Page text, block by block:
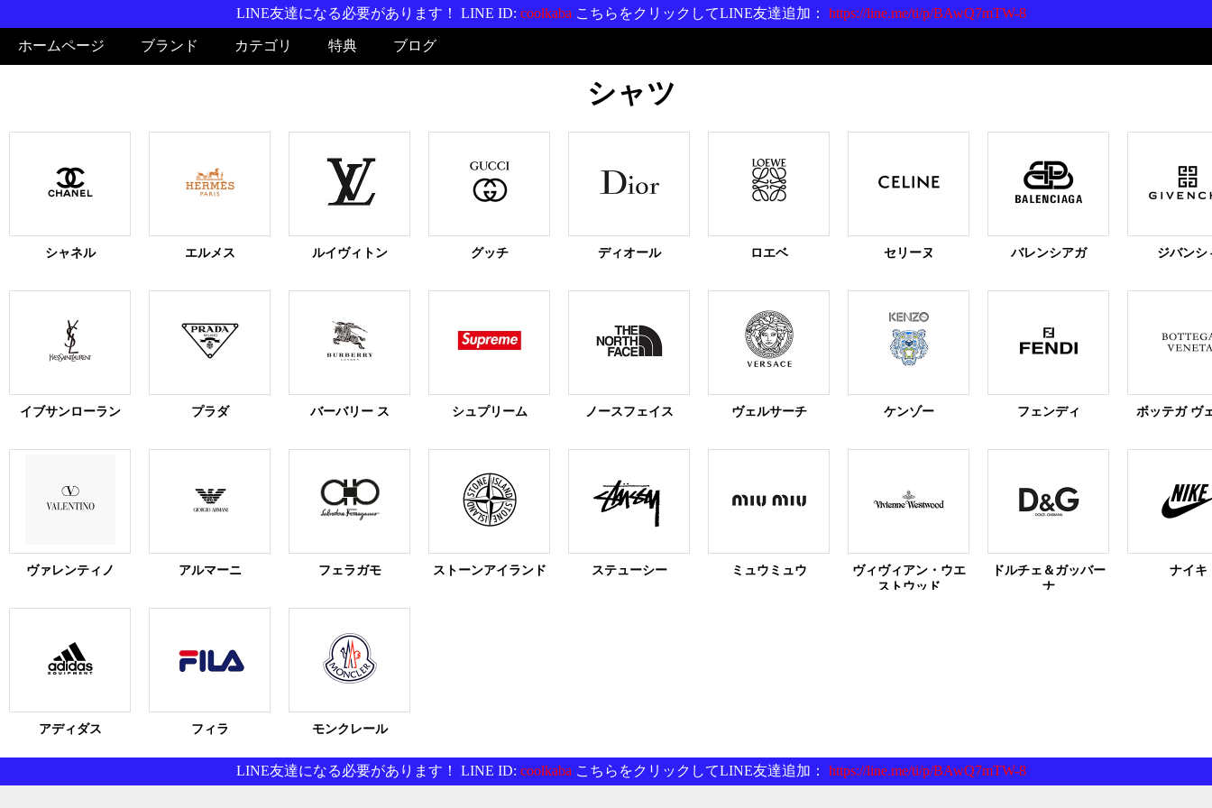
LINE友達になる必要があります！ LINE ID: coolkaba こちらをクリックしてLINE友達追加： https://line.me/ti/p/BAwQ7mTW-8
ホームページ ブランド カテゴリ 特典 ブログ
シャツ
シャネル エルメス ルイヴィトン グッチ ディオール ロエベ セリーヌ バレンシアガ ジバンシ
イブサンローラン プラダ バーバリー ス シュプリーム ノースフェイス ヴェルサーチ ケンゾー フェンディ ボッテガ ヴ
ヴァレンティノ アルマーニ フェラガモ ストーンアイランド ステューシー ミュウミュウ
ヴィヴィアン・ウエ
ストウッド
ドルチェ＆ガッバー
ナ
ナイキ
アディダス フィラ モンクレール
LINE友達になる必要があります！ LINE ID: coolkaba こちらをクリックしてLINE友達追加： https://line.me/ti/p/BAwQ7mTW-8